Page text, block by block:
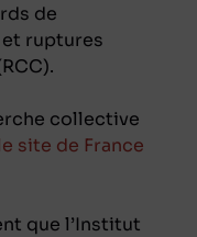
de
ruptures
collective
site de France
que l’Institut